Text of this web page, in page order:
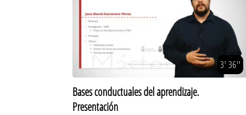
3' 36''
Bases conductuales del aprendizaje.
Presentación